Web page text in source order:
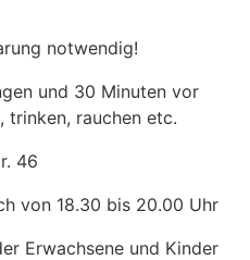
notwendig!
und 30 Minuten vor
trinken, rauchen etc.
46
von 18.30 bis 20.00 Uhr
Erwachsene und Kinder